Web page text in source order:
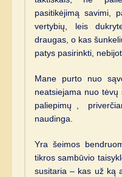
pasitikėjimą savimi,
vertybių, leis
draugas, o kas
patys pasirinkti,
Mane purto nuo
neatsiejama nuo tėvų
paliepimų ,
naudinga.
Yra šeimos
tikros sambūvio
susitaria – kas už ką